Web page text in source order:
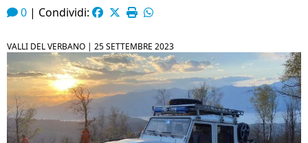
0 | Condividi:
VALLI DEL VERBANO | 25 SETTEMBRE 2023